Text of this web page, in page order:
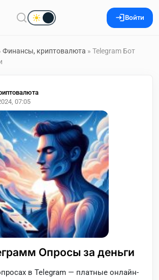
Войти
Финансы, криптовалюта » Telegram Бот
07:05
Опросы за деньги
в Telegram — платные онлайн-